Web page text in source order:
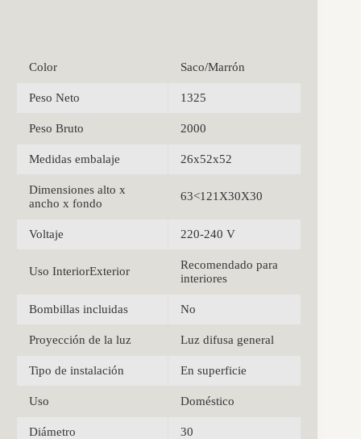
Color Saco/Marrón
Peso Neto 1325
Peso Bruto 2000
Medidas embalaje 26x52x52
Dimensiones alto x
ancho x fondo
63<121X30X30
Voltaje 220-240 V
Uso InteriorExterior
Recomendado para
interiores
Bombillas incluidas No
Proyección de la luz Luz difusa general
Tipo de instalación En superficie
Uso Doméstico
Diámetro 30